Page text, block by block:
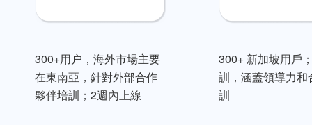
300+用户，海外市場主要
在東南亞，針對外部合作
夥伴培訓；2週內上線
300+ 新加坡用戶
訓，涵蓋領導力和
訓